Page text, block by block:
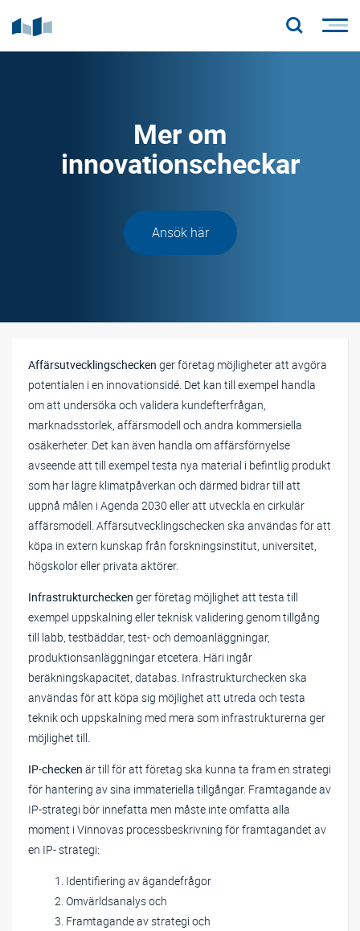
Mer om
innovationscheckar
Ansök här
Affärsutvecklingschecken ger företag möjligheter att avgöra
potentialen i en innovationsidé. Det kan till exempel handla
om att undersöka och validera kundefterfrågan,
marknadsstorlek, affärsmodell och andra kommersiella
osäkerheter. Det kan även handla om affärsförnyelse
avseende att till exempel testa nya material i befintlig produkt
som har lägre klimatpåverkan och därmed bidrar till att
uppnå målen i Agenda 2030 eller att utveckla en cirkulär
affärsmodell. Affärsutvecklingschecken ska användas för att
köpa in extern kunskap från forskningsinstitut, universitet,
högskolor eller privata aktörer.
Infrastrukturchecken ger företag möjlighet att testa till
exempel uppskalning eller teknisk validering genom tillgång
till labb, testbäddar, test- och demoanläggningar,
produktionsanläggningar etcetera. Häri ingår
beräkningskapacitet, databas. Infrastrukturchecken ska
användas för att köpa sig möjlighet att utreda och testa
teknik och uppskalning med mera som infrastrukturerna ger
möjlighet till.
IP-checken är till för att företag ska kunna ta fram en strategi
för hantering av sina immateriella tillgångar. Framtagande av
IP-strategi bör innefatta men måste inte omfatta alla
moment i Vinnovas processbeskrivning för framtagandet av
en IP- strategi:
Identifiering av ägandefrågor
Omvärldsanalys och
Framtagande av strategi och